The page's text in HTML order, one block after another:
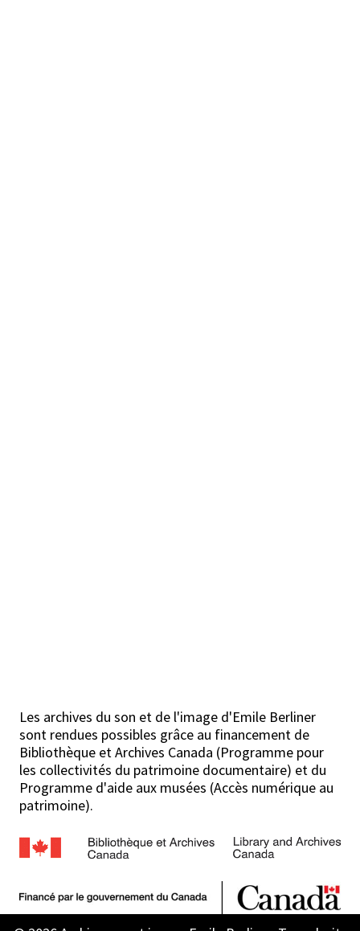
Les archives du son et de l'image d'Emile Berliner
sont rendues possibles grâce au financement de
Bibliothèque et Archives Canada (Programme pour
les collectivités du patrimoine documentaire) et du
Programme d'aide aux musées (Accès numérique au
patrimoine).